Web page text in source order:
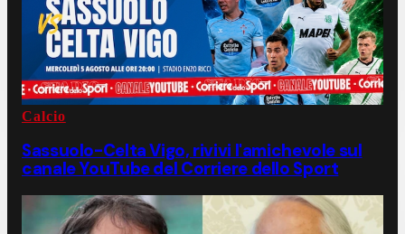
Calcio
Sassuolo-Celta Vigo, rivivi l'amichevole sul
canale YouTube del Corriere dello Sport